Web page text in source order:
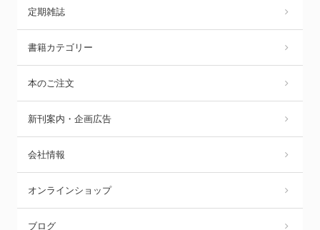
定期雑誌
書籍カテゴリー
本のご注文
新刊案内・企画広告
会社情報
オンラインショップ
ブログ